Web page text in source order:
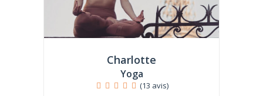
Charlotte
Yoga
(13 avis)